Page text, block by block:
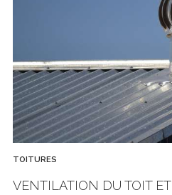
TOITURES
VENTILATION DU TOIT